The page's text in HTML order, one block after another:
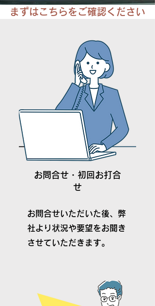
​まずはこちらをご確認ください
お問合せ・初回お打合
せ
​お問合せいただいた後、弊
社より状況や要望をお聞き
させていただきます。